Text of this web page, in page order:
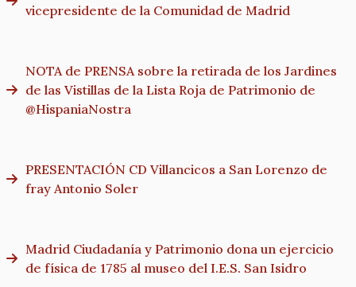
vicepresidente de la Comunidad de Madrid
NOTA de PRENSA sobre la retirada de los Jardines
de las Vistillas de la Lista Roja de Patrimonio de
@HispaniaNostra
PRESENTACIÓN CD Villancicos a San Lorenzo de
fray Antonio Soler
Madrid Ciudadanía y Patrimonio dona un ejercicio
de física de 1785 al museo del I.E.S. San Isidro